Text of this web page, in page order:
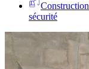
Construction
sécurité